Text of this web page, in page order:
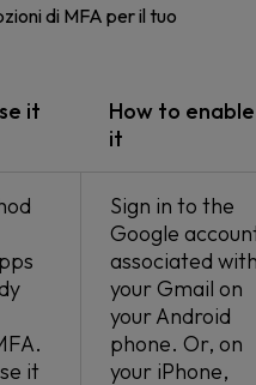
di MFA per il tuo
it
How to enable
it
it
Sign in to the
Google
associated
your Gmail on
your Android
phone. Or, on
your iPhone,